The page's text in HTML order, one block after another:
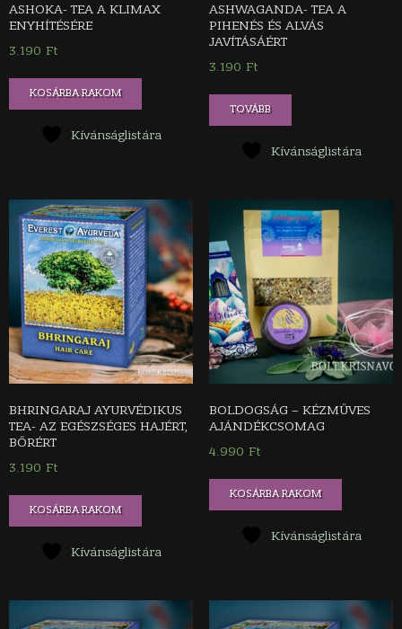
ASHOKA- TEA A KLIMAX
ENYHÍTÉSÉRE
3.190 Ft
KOSÁRBA RAKOM
Kívánságlistára
ASHWAGANDA- TEA A
PIHENÉS ÉS ALVÁS
JAVÍTÁSÁÉRT
3.190 Ft
TOVÁBB
Kívánságlistára
BHRINGARAJ AYURVÉDIKUS
TEA- AZ EGÉSZSÉGES HAJÉRT,
BŐRÉRT
3.190 Ft
KOSÁRBA RAKOM
Kívánságlistára
BOLDOGSÁG – KÉZMŰVES
AJÁNDÉKCSOMAG
4.990 Ft
KOSÁRBA RAKOM
Kívánságlistára